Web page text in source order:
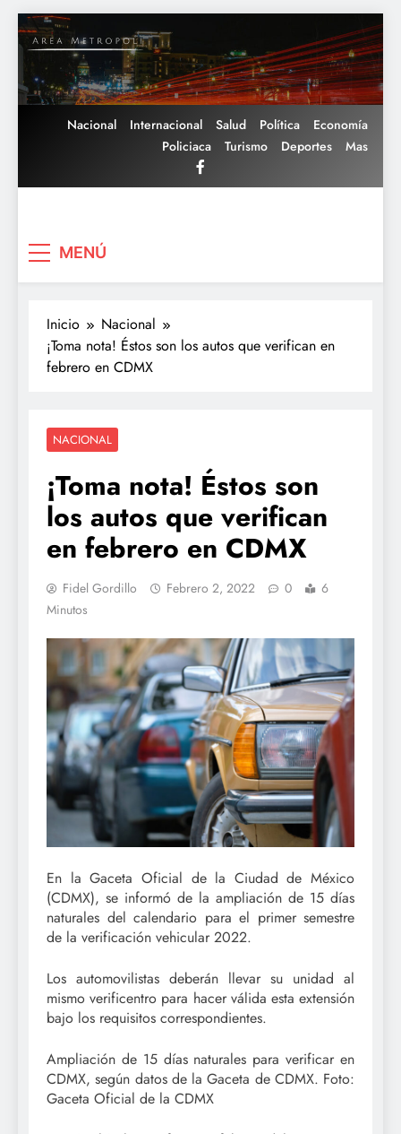
Saltar
al
contenido
Nacional Internacional Salud Política
Economía
Policiaca
Turismo Deportes Mas
MENÚ
Inicio
Nacional
¡Toma nota! Éstos son los autos que verifican en
febrero en CDMX
NACIONAL
¡Toma nota! Éstos son
los autos que verifican
en febrero en CDMX
Fidel Gordillo Febrero 2, 2022 0
6
Minutos
En la Gaceta Oficial de la Ciudad de México
(CDMX), se informó de la ampliación de 15 días
naturales del calendario para el primer semestre
de la verificación vehicular 2022.
Los automovilistas deberán llevar su unidad al
mismo verificentro para hacer válida esta extensión
bajo los requisitos correspondientes.
Ampliación de 15 días naturales para verificar en
CDMX, según datos de la Gaceta de CDMX. Foto:
Gaceta Oficial de la CDMX